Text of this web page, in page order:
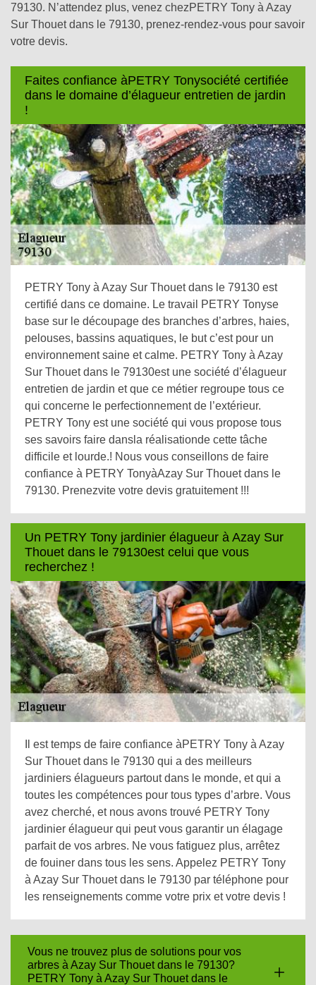
79130. N’attendez plus, venez chezPETRY Tony à Azay
Sur Thouet dans le 79130, prenez-rendez-vous pour savoir
votre devis.
Faites confiance àPETRY Tonysociété certifiée
dans le domaine d’élagueur entretien de jardin
!
PETRY Tony à Azay Sur Thouet dans le 79130 est
certifié dans ce domaine. Le travail PETRY Tonyse
base sur le découpage des branches d’arbres, haies,
pelouses, bassins aquatiques, le but c’est pour un
environnement saine et calme. PETRY Tony à Azay
Sur Thouet dans le 79130est une société d’élagueur
entretien de jardin et que ce métier regroupe tous ce
qui concerne le perfectionnement de l’extérieur.
PETRY Tony est une société qui vous propose tous
ses savoirs faire dansla réalisationde cette tâche
difficile et lourde.! Nous vous conseillons de faire
confiance à PETRY TonyàAzay Sur Thouet dans le
79130. Prenezvite votre devis gratuitement !!!
Un PETRY Tony jardinier élagueur à Azay Sur
Thouet dans le 79130est celui que vous
recherchez !
Il est temps de faire confiance àPETRY Tony à Azay
Sur Thouet dans le 79130 qui a des meilleurs
jardiniers élagueurs partout dans le monde, et qui a
toutes les compétences pour tous types d’arbre. Vous
avez cherché, et nous avons trouvé PETRY Tony
jardinier élagueur qui peut vous garantir un élagage
parfait de vos arbres. Ne vous fatiguez plus, arrêtez
de fouiner dans tous les sens. Appelez PETRY Tony
à Azay Sur Thouet dans le 79130 par téléphone pour
les renseignements comme votre prix et votre devis !
Vous ne trouvez plus de solutions pour vos
arbres à Azay Sur Thouet dans le 79130?
PETRY Tony à Azay Sur Thouet dans le